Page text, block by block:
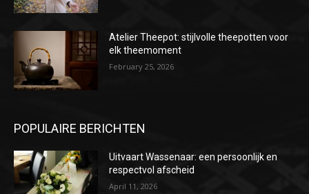
Atelier Theepot: stijlvolle theepotten voor
elk theemoment
February 25, 2026
POPULAIRE BERICHTEN
Uitvaart Wassenaar: een persoonlijk en
respectvol afscheid
April 11, 2026